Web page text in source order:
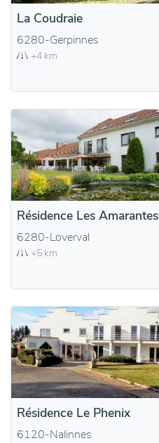
La Coudraie
6280-Gerpinnes
+4 km
Résidence Les Amarantes
6280-Loverval
+5 km
Résidence Le Phenix
6120-Nalinnes